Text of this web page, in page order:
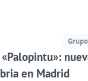
en Madrid